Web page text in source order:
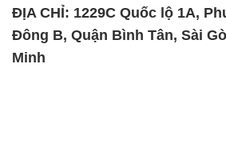
ĐỊA CHỈ: 1229C Quốc lộ 1A,
Đông B, Quận Bình Tân, Sài
Minh